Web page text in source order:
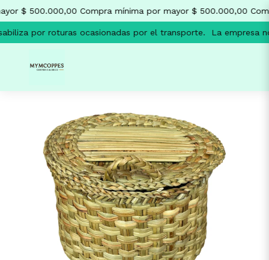
$ 500.000,00 Compra mínima por mayor $ 500.000,00
por roturas ocasionadas por el transporte. La empresa